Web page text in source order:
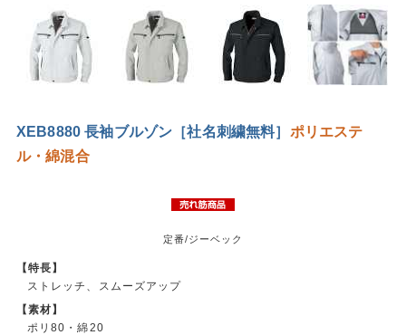
XEB8880 長袖ブルゾン［社名刺繍無料］ ポリエステ
ル・綿混合
定番/ジーベック
【特長】
ストレッチ、スムーズアップ
【素材】
ポリ80・綿20